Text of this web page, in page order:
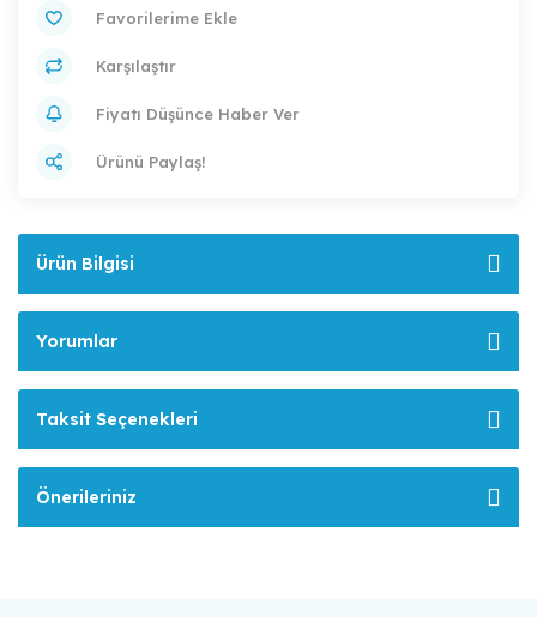
Karşılaştır
Fiyatı Düşünce Haber Ver
Ürünü Paylaş!
Ürün Bilgisi
Yorumlar
Taksit Seçenekleri
Önerileriniz